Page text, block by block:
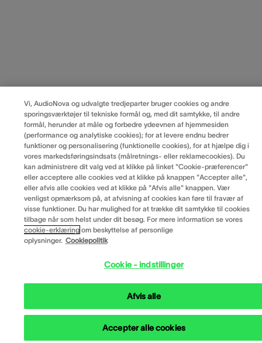
Vi, AudioNova og udvalgte tredjeparter bruger cookies og andre
sporingsværktøjer til tekniske formål og, med dit samtykke, til andre
formål, herunder at måle og forbedre ydeevnen af hjemmesiden
(performance og analytiske cookies); for at levere endnu bedrer
funktioner og personalisering (funktionelle cookies), for at hjælpe dig i
vores markedsføringsindsats (målretnings- eller reklamecookies). Du
kan administrere dit valg ved at klikke på linket "Cookie-præferencer"
eller acceptere alle cookies ved at klikke på knappen "Accepter alle",
eller afvis alle cookies ved at klikke på "Afvis alle" knappen. Vær
venligst opmærksom på, at afvisning af cookies kan føre til fravær af
visse funktioner. Du har mulighed for at trække dit samtykke til cookies
tilbage når som helst under dit besøg. For mere information se vores
cookie-erklæringom beskyttelse af personlige
oplysninger. Cookiepolitik
Cookie - indstillinger
Afvis alle
Accepter alle cookies